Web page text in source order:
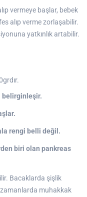
vermeye başlar, bebek
alıp verme zorlaşabilir.
yatkınlık artabilir.
belirginleşir.
rengi belli değil.
biri olan pankreas
Bacaklarda şişlik
muhakkak